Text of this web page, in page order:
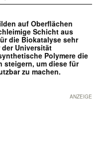
auf Oberflächen
Schicht aus
die Biokatalyse sehr
Universität
Polymere die
steigern, um diese für
zu machen.
ANZEIGE